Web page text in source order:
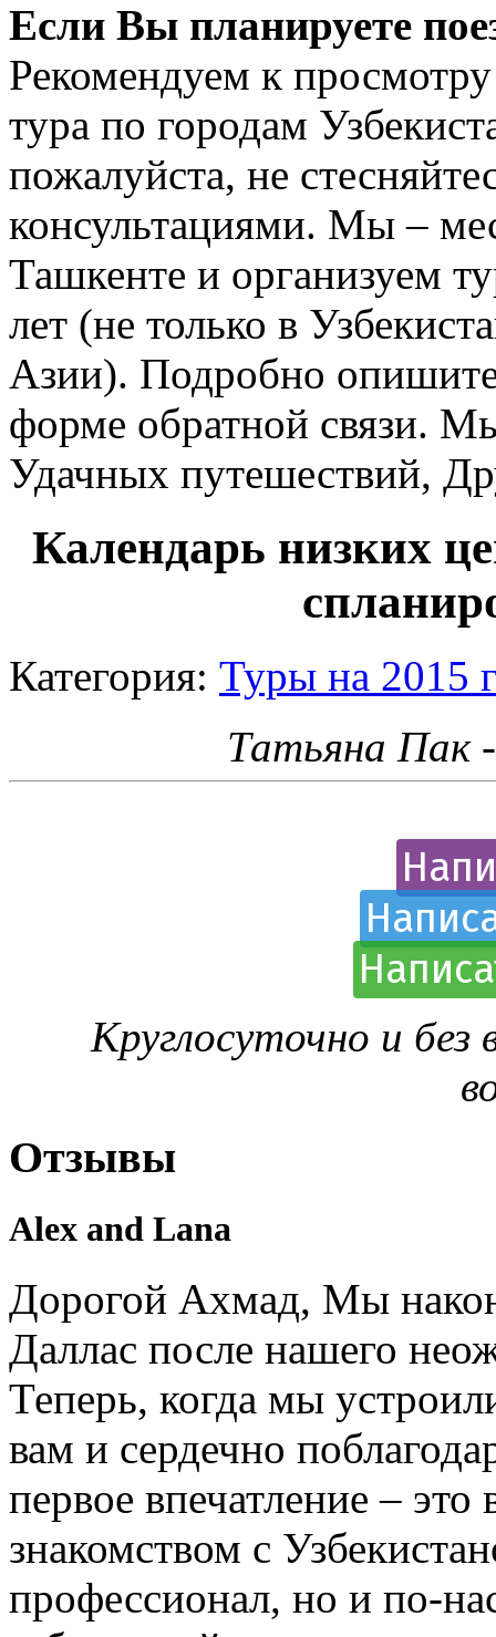
Если Вы планируете
Рекомендуем к
тура по городам
пожалуйста, не
консультациями. Мы –
Ташкенте и организуем
лет (не только в
Азии). Подробно
форме обратной связи.
Удачных путешествий,
Календарь низких
Категория: Туры на 2015
Татьяна Пак
Круглосуточно и
Отзывы
Alex and Lana
Дорогой Ахмад, Мы
Даллас после нашего
Теперь, когда мы
вам и сердечно
первое впечатление –
знакомством с
профессионал, но и по-